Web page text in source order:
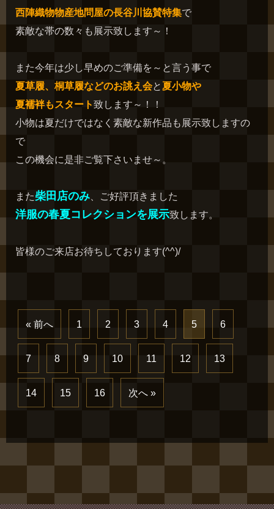
西陣織物物産地問屋の長谷川協賛特集で
素敵な帯の数々も展示致します～！
また今年は少し早めのご準備を～と言う事で
夏草履、桐草履などのお誂え会と夏小物や
夏襦袢もスタート致します～！！
小物は夏だけではなく素敵な新作品も展示致しますの
で
この機会に是非ご覧下さいませ～。
また柴田店のみ 、ご好評頂きました
洋服の春夏コレクションを展示致します。
皆様のご来店お待ちしております(^^)/
« 前へ 1 2 3 4 5 6
7 8 9 10 11 12 13
14 15 16 次へ »